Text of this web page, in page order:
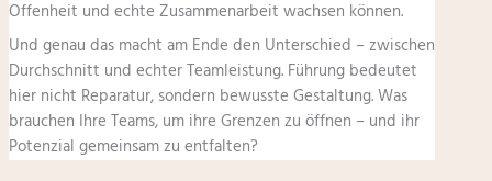
Offenheit und echte Zusammenarbeit wachsen können.
Und genau das macht am Ende den Unterschied – zwischen
Durchschnitt und echter Teamleistung. Führung bedeutet
hier nicht Reparatur, sondern bewusste Gestaltung. Was
brauchen Ihre Teams, um ihre Grenzen zu öffnen – und ihr
Potenzial gemeinsam zu entfalten?